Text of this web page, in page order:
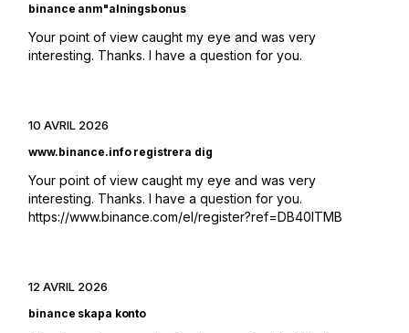
binance anm"alningsbonus
Your point of view caught my eye and was very
interesting. Thanks. I have a question for you.
10 AVRIL 2026
www.binance.info registrera dig
Your point of view caught my eye and was very
interesting. Thanks. I have a question for you.
https://www.binance.com/el/register?ref=DB40ITMB
12 AVRIL 2026
binance skapa konto